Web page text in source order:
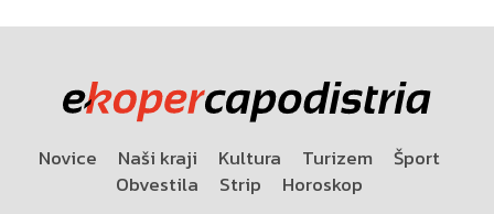
Novice Naši kraji Kultura Turizem
Šport
Obvestila
Strip Horoskop